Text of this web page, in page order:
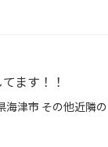
ます！！